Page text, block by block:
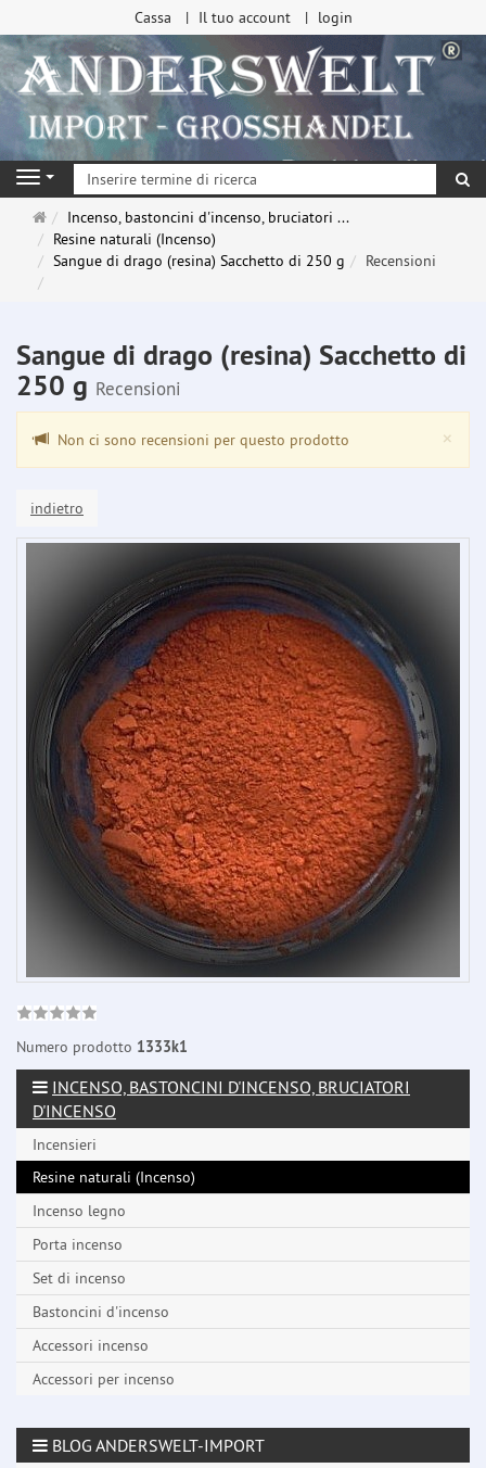
Cassa Il tuo account login
Navigation
Pagina
principale
Incenso, bastoncini d'incenso, bruciatori ...
Resine naturali (Incenso)
Sangue di drago (resina) Sacchetto di 250 g
Recensioni
Sangue di drago (resina) Sacchetto di
250 g Recensioni
×
Non ci sono recensioni per questo prodotto
indietro
Numero prodotto 1333k1
INCENSO, BASTONCINI D'INCENSO, BRUCIATORI
D'INCENSO
Incensieri
Resine naturali (Incenso)
Incenso legno
Porta incenso
Set di incenso
Bastoncini d'incenso
Accessori incenso
Accessori per incenso
BLOG ANDERSWELT-IMPORT